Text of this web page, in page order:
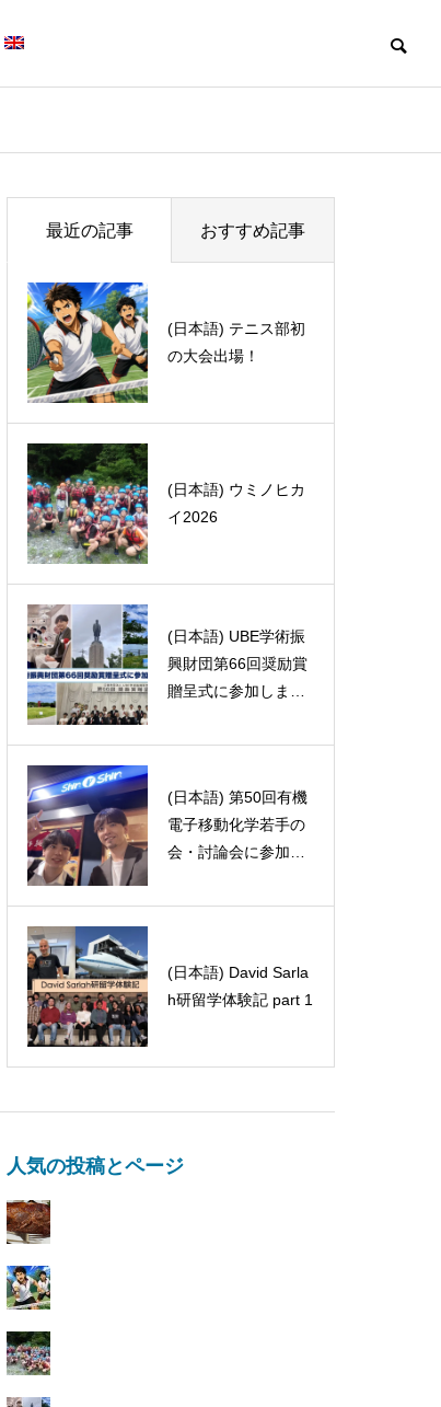
Members
研究室メンバー
Collaboration
共同研究
molecules
革新的な分子をつくる。
(日本語) 第50回有機電子移動
化学若手の会・討論会に参加
しました。
体験記 part 1
最近の記事 おすすめ記事
(日本語) テニス部初
の大会出場！
(日本語) ウミノヒカ
イ2026
(日本語) UBE学術振
興財団第66回奨励賞
贈呈式に参加しまし
(日本語) 第50回有機
電子移動化学若手の
会・討論会に参加し
(日本語) David Sarla
h研留学体験記 part 1
Second set of gifts ar
rived!
(日本語) 毒展@池袋
(日本語) レーシック
(日本語) 賞味期限の
切れた牛乳でヨーグ
ルトを作りたかった
om, special mushroo
m report
人気の投稿とページ